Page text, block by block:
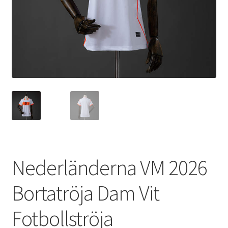
Nederländerna VM 2026
Bortatröja Dam Vit
Fotbollströja